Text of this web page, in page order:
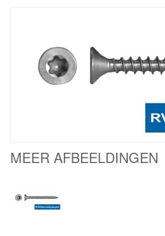
MEER AFBEELDINGEN